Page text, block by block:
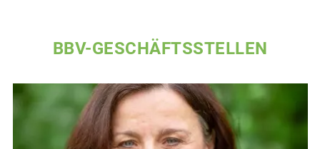
BBV-GESCHÄFTSSTELLEN